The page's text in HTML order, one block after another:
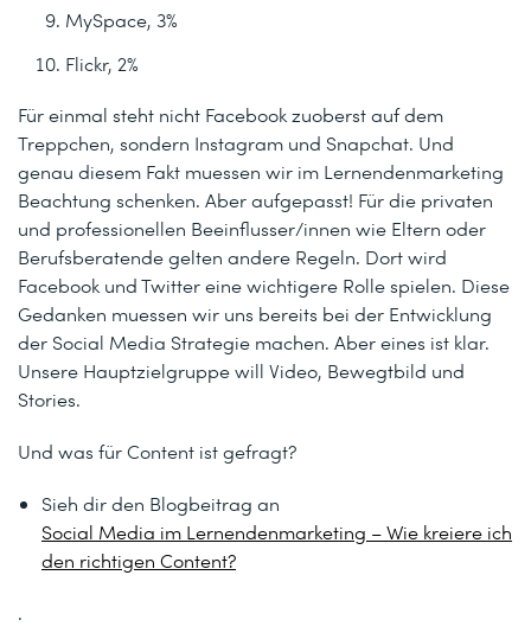
MySpace, 3%
Flickr, 2%
Für einmal steht nicht Facebook zuoberst auf dem
Treppchen, sondern Instagram und Snapchat. Und
genau diesem Fakt muessen wir im Lernendenmarketing
Beachtung schenken. Aber aufgepasst! Für die privaten
und professionellen Beeinflusser/innen wie Eltern oder
Berufsberatende gelten andere Regeln. Dort wird
Facebook und Twitter eine wichtigere Rolle spielen. Diese
Gedanken muessen wir uns bereits bei der Entwicklung
der Social Media Strategie machen. Aber eines ist klar.
Unsere Hauptzielgruppe will Video, Bewegtbild und
Stories.
Und was für Content ist gefragt?
Sieh dir den Blogbeitrag an
Social Media im Lernendenmarketing – Wie kreiere ich
den richtigen Content?
.